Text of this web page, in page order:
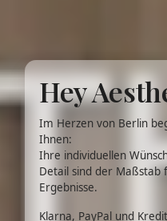
Hey
Im Herzen von Berlin
Ihnen:
Ihre individuellen
Detail sind der Maßstab
Ergebnisse.
Klarna, PayPal und